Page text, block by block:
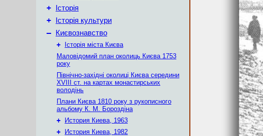
+ Історія
+ Історія культури
– Києвознавство
+
Історія міста Києва
Маловідомий план околиць Києва 1753
року
Північно-західні околиці Києва середини
XVIII ст. на картах монастирських
володінь
Плани Києва 1810 року з рукописного
альбому К. М. Бороздіна
+
История Киева, 1963
+
История Киева, 1982